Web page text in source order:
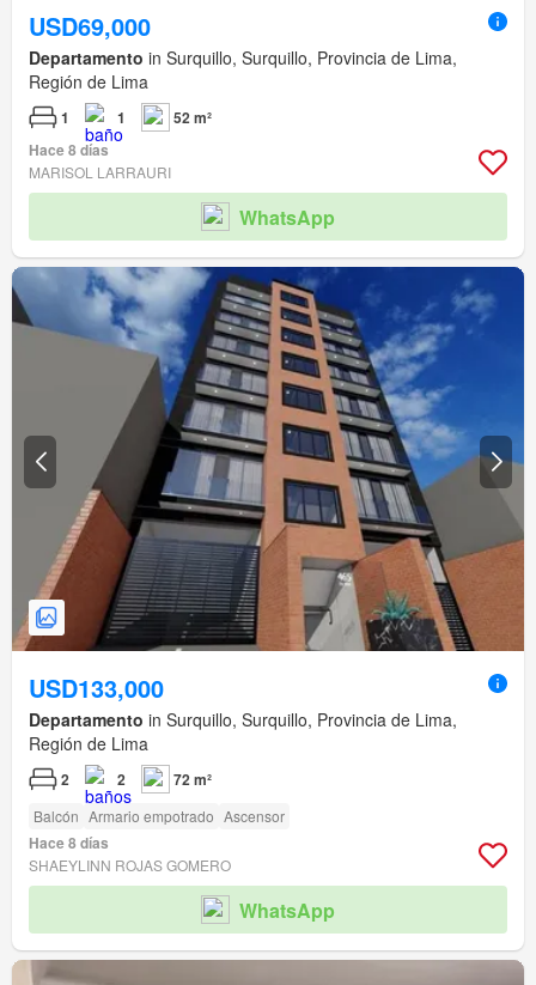
USD69,000
Departamento in Surquillo, Surquillo, Provincia de Lima,
Región de Lima
1 1
52 m²
Hace 8 días
MARISOL LARRAURI
WhatsApp
USD133,000
Departamento in Surquillo, Surquillo, Provincia de Lima,
Región de Lima
2 2 72 m²
Balcón Armario empotrado Ascensor
Hace 8 días
SHAEYLINN ROJAS GOMERO
WhatsApp